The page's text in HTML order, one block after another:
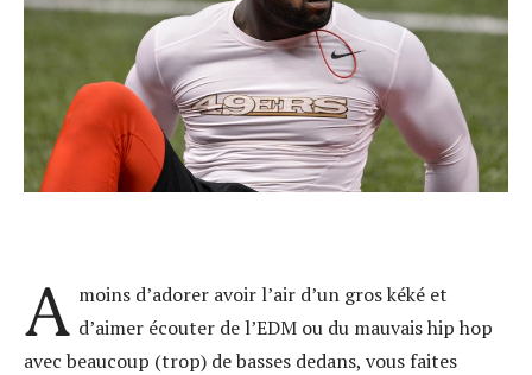
A moins d’adorer avoir l’air d’un gros kéké et
d’aimer écouter de l’EDM ou du mauvais hip hop
avec beaucoup (trop) de basses dedans, vous faites